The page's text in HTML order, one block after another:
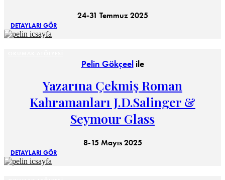
24-31 Temmuz 2025
DETAYLARI GÖR
Pelin Gökçeelile
Yazarına Çekmiş Roman
Kahramanları J.D.Salinger &
Seymour Glass
8-15 Mayıs 2025
DETAYLARI GÖR